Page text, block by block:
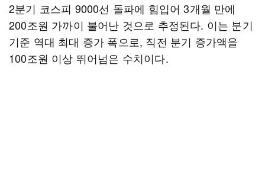
2분기 코스피 9000선 돌파에 힘입어 3개월 만에
200조원 가까이 불어난 것으로 추정된다. 이는 분기
기준 역대 최대 증가 폭으로, 직전 분기 증가액을
100조원 이상 뛰어넘은 수치이다.